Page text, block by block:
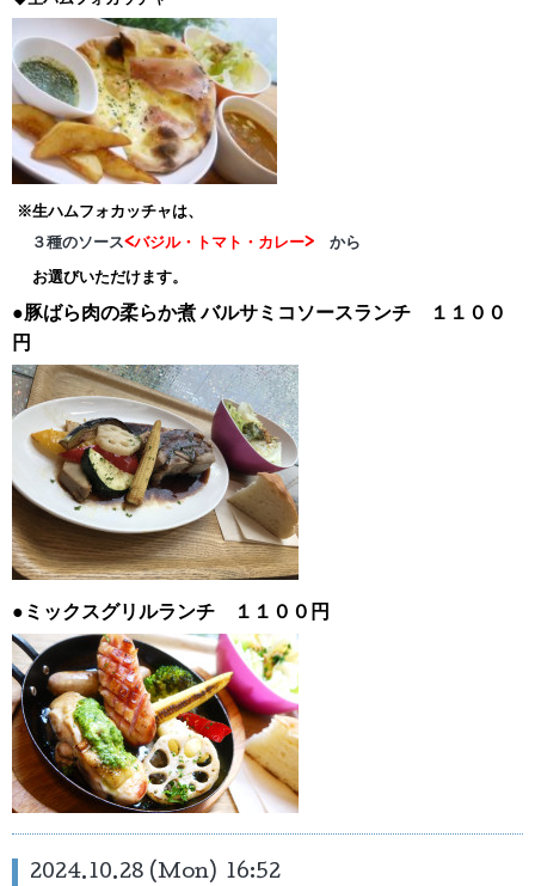
※生ハムフォカッチャは、
３種のソース<バジル・トマト・カレー> から
お選びいただけます。
●豚ばら肉の柔らか煮バルサミコソースランチ １１００
円
●ミックスグリルランチ １１００円
2024.10.28 (Mon) 16:52